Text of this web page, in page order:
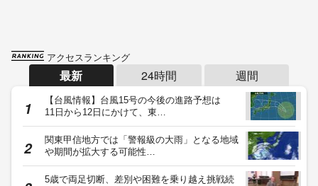
アクセスランキング
最新 24時間 週間
【台風情報】台風15号の今後の進路予想は
11日から12日にかけて、東…
関東甲信地方では「警報級の大雨」となる地域
や期間が拡大する可能性…
5歳で両足切断、差別や困難を乗り越え挑戦続